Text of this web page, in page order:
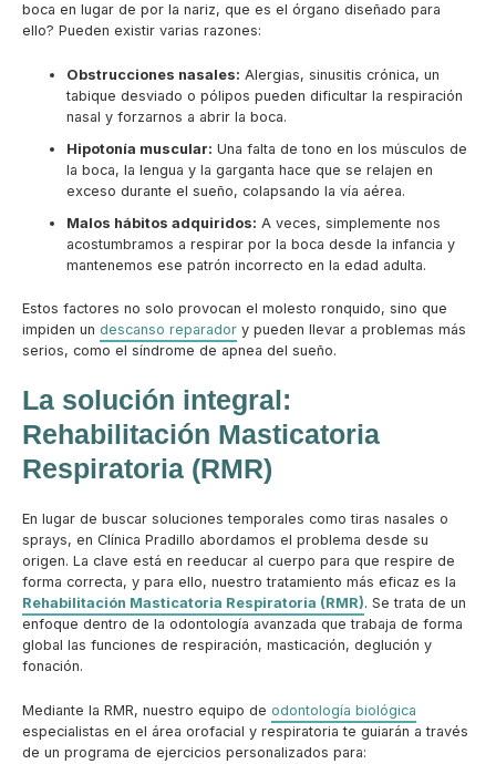
boca en lugar de por la nariz, que es el órgano diseñado para
ello? Pueden existir varias razones:
Obstrucciones nasales: Alergias, sinusitis crónica, un
tabique desviado o pólipos pueden dificultar la respiración
nasal y forzarnos a abrir la boca.
Hipotonía muscular: Una falta de tono en los músculos de
la boca, la lengua y la garganta hace que se relajen en
exceso durante el sueño, colapsando la vía aérea.
Malos hábitos adquiridos: A veces, simplemente nos
acostumbramos a respirar por la boca desde la infancia y
mantenemos ese patrón incorrecto en la edad adulta.
Estos factores no solo provocan el molesto ronquido, sino que
impiden un descanso reparador y pueden llevar a problemas más
serios, como el síndrome de apnea del sueño.
La solución integral:
Rehabilitación Masticatoria
Respiratoria (RMR)
En lugar de buscar soluciones temporales como tiras nasales o
sprays, en Clínica Pradillo abordamos el problema desde su
origen. La clave está en reeducar al cuerpo para que respire de
forma correcta, y para ello, nuestro tratamiento más eficaz es la
Rehabilitación Masticatoria Respiratoria (RMR). Se trata de un
enfoque dentro de la odontología avanzada que trabaja de forma
global las funciones de respiración, masticación, deglución y
fonación.
Mediante la RMR, nuestro equipo de odontología biológica
especialistas en el área orofacial y respiratoria te guiarán a través
de un programa de ejercicios personalizados para: